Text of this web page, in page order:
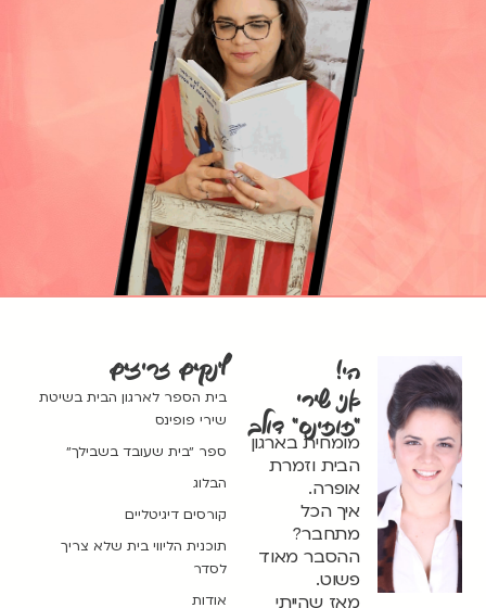
הי!
אני שירי
"פופינס" דולב
מומחית בארגון
הבית וזמרת
אופרה.
איך הכל
מתחבר?
ההסבר מאוד
פשוט.
מאז שהייתי
לינקים זריזים
בית הספר לארגון הבית בשיטת
שירי פופינס
ספר ״בית שעובד בשבילך״
הבלוג
קורסים דיגיטליים
תוכנית הליווי בית שלא צריך
לסדר
אודות